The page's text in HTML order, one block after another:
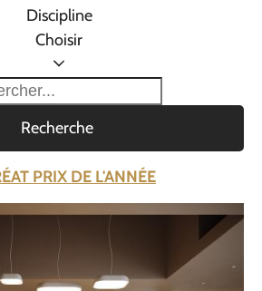
Discipline
Choisir
Recherche
PRIX DE L'ANNÉE